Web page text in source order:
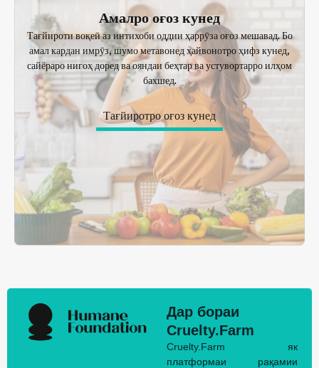
Амалро оғоз кунед
Тағйироти воқеӣ аз интихоби оддии ҳаррӯза оғоз мешавад. Бо
амал кардан имрӯз, шумо метавонед ҳайвонотро ҳифз кунед,
сайёраро нигоҳ доред ва ояндаи беҳтар ва устувортарро илҳом
бахшед.
Тағйиротро оғоз кунед
Дар бораи
Cruelty.Farm
Cruelty.Farm як
платформаи рақамии